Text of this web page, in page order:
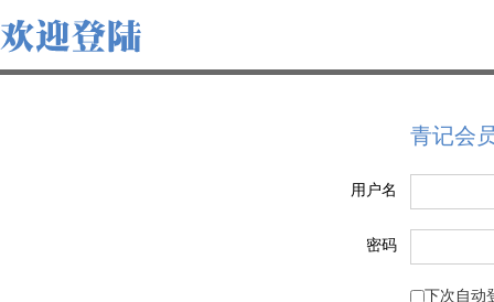
青记会
用户名
密码
下次自动